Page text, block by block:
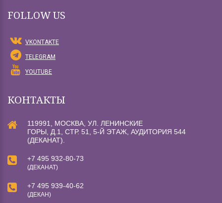
FOLLOW US
VKONTAKTE
TELEGRAM
YOUTUBE
КОНТАКТЫ
119991, МОСКВА, УЛ. ЛЕНИНСКИЕ
ГОРЫ, Д.1, СТР. 51, 5-Й ЭТАЖ, АУДИТОРИЯ 544
(ДЕКАНАТ).
+7 495 932-80-73
(ДЕКАНАТ)
+7 495 939-40-62
(ДЕКАН)